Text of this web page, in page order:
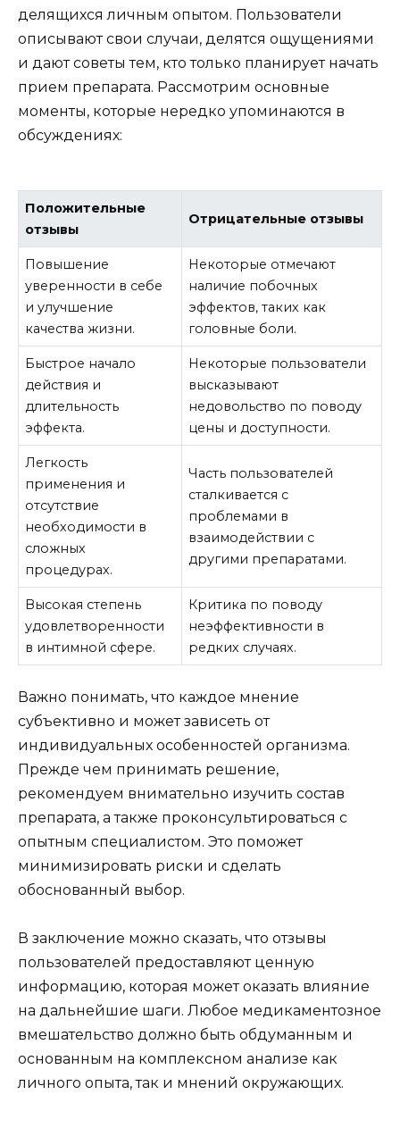
делящихся личным опытом. Пользователи
описывают свои случаи, делятся ощущениями
и дают советы тем, кто только планирует начать
прием препарата. Рассмотрим основные
моменты, которые нередко упоминаются в
обсуждениях:
Положительные
отзывы
Отрицательные отзывы
Повышение
уверенности в себе
и улучшение
качества жизни.
Некоторые отмечают
наличие побочных
эффектов, таких как
головные боли.
Быстрое начало
действия и
длительность
эффекта.
Некоторые пользователи
высказывают
недовольство по поводу
цены и доступности.
Легкость
применения и
отсутствие
необходимости в
сложных
процедурах.
Часть пользователей
сталкивается с
проблемами в
взаимодействии с
другими препаратами.
Высокая степень
удовлетворенности
в интимной сфере.
Критика по поводу
неэффективности в
редких случаях.
Важно понимать, что каждое мнение
субъективно и может зависеть от
индивидуальных особенностей организма.
Прежде чем принимать решение,
рекомендуем внимательно изучить состав
препарата, а также проконсультироваться с
опытным специалистом. Это поможет
минимизировать риски и сделать
обоснованный выбор.
В заключение можно сказать, что отзывы
пользователей предоставляют ценную
информацию, которая может оказать влияние
на дальнейшие шаги. Любое медикаментозное
вмешательство должно быть обдуманным и
основанным на комплексном анализе как
личного опыта, так и мнений окружающих.